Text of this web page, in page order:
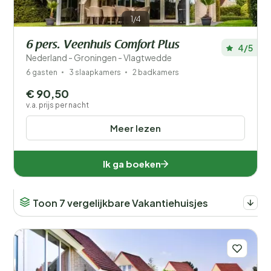
1/4
6 pers. Veenhuis Comfort Plus
Nederland - Groningen - Vlagtwedde
4/5
6 gasten 3 slaapkamers 2 badkamers
Meer lezen
€ 90,50
v.a. prijs per nacht
Ik ga boeken
Toon 7 vergelijkbare Vakantiehuisjes